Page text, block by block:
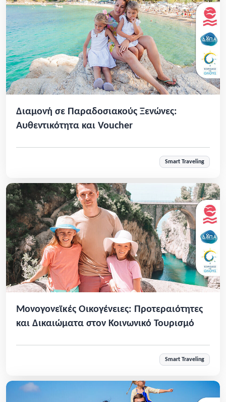
Διαμονή σε Παραδοσιακούς Ξενώνες:
Αυθεντικότητα και Voucher
Smart Traveling
Μονογονεϊκές Οικογένειες: Προτεραιότητες
και Δικαιώματα στον Κοινωνικό Τουρισμό
Smart Traveling